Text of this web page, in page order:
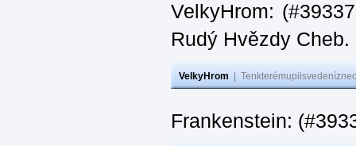
VelkyHrom:
Rudý Hvězdy Cheb.
VelkyHrom
Frankenstein: